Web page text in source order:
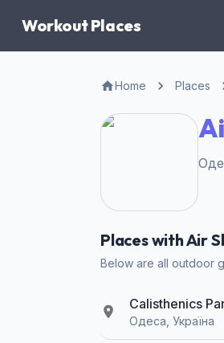
Workout Places
Home Places
Places with Air
Below are all outdoor
Calisthenics
Одеса, Україна